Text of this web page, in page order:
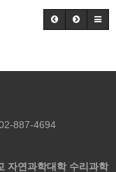
887-4694
자연과학대학 수리과학